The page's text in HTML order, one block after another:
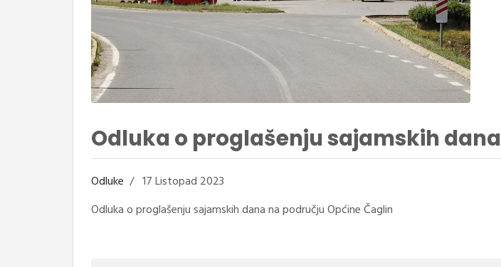
Odluka o proglašenju sajamskih dana
Odluke
17 Listopad 2023
Odluka o proglašenju sajamskih dana na području Općine Čaglin